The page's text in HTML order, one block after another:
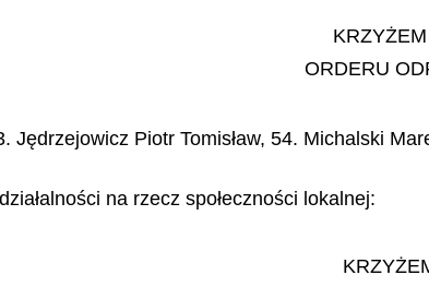
ORDERU
Jędrzejowicz Piotr Tomisław, 54. Michalski
na rzecz społeczności lokalnej: